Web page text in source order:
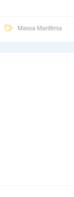
Massa Marittima